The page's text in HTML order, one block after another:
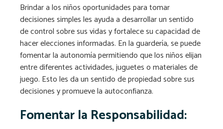
Brindar a los niños oportunidades para tomar
decisiones simples les ayuda a desarrollar un sentido
de control sobre sus vidas y fortalece su capacidad de
hacer elecciones informadas. En la guardería, se puede
fomentar la autonomía permitiendo que los niños elijan
entre diferentes actividades, juguetes o materiales de
juego. Esto les da un sentido de propiedad sobre sus
decisiones y promueve la autoconfianza.
Fomentar la Responsabilidad: